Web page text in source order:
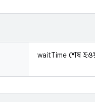
waitTime শেষ